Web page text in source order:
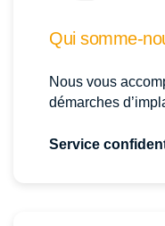
Qui somme-
Nous vous
démarches
Service